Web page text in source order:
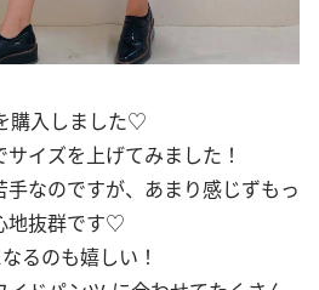
購入しました♡
イズを上げてみました！
なのですが、あまり感じずもっ
地抜群です♡
るのも嬉しい！